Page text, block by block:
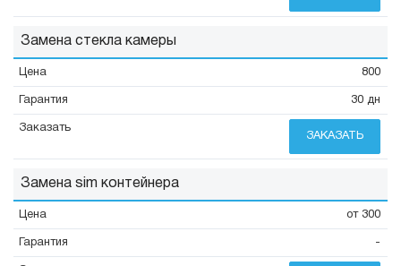
Замена стекла камеры
800
30 дн
ЗАКАЗАТЬ
Замена sim контейнера
от 300
-